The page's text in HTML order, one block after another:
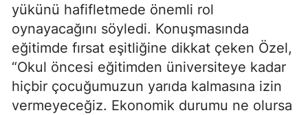
yükünü hafifletmede önemli rol
oynayacağını söyledi. Konuşmasında
eğitimde fırsat eşitliğine dikkat çeken Özel,
“Okul öncesi eğitimden üniversiteye kadar
hiçbir çocuğumuzun yarıda kalmasına izin
vermeyeceğiz. Ekonomik durumu ne olursa